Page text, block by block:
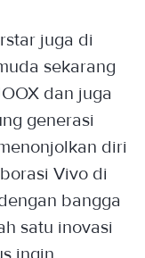
juga di
sekarang
dan juga
generasi
diri
Vivo di
bangga
satu inovasi